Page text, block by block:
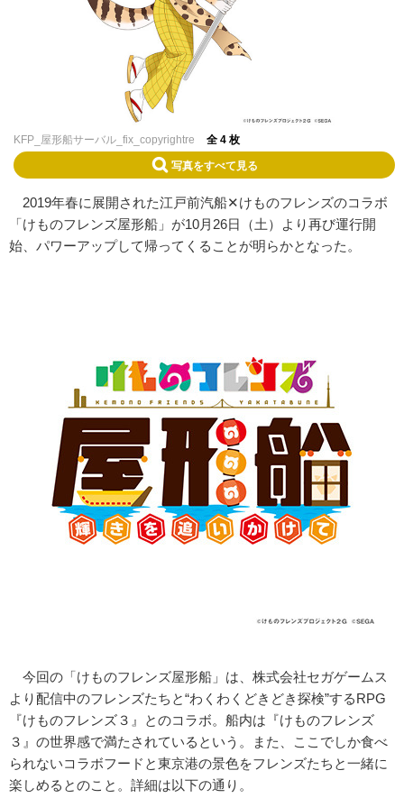
KFP_屋形船サーバル_fix_copyrightre 全 4 枚
写真をすべて見る
2019年春に展開された江戸前汽船✕けものフレンズのコラボ
「けものフレンズ屋形船」が10月26日（土）より再び運行開
始、パワーアップして帰ってくることが明らかとなった。
今回の「けものフレンズ屋形船」は、株式会社セガゲームス
より配信中のフレンズたちと“わくわくどきどき探検”するRPG
『けものフレンズ３』とのコラボ。船内は『けものフレンズ
３』の世界感で満たされているという。また、ここでしか食べ
られないコラボフードと東京港の景色をフレンズたちと一緒に
楽しめるとのこと。詳細は以下の通り。